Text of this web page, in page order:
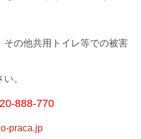
の他共用トイレ等での被害
。
888-770
praca.jp